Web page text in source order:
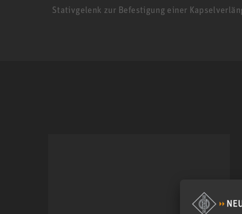
Stativgelenk zur Befestigung einer